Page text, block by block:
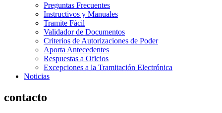
Preguntas Frecuentes
Instructivos y Manuales
Tramite Fácil
Validador de Documentos
Criterios de Autorizaciones de Poder
Aporta Antecedentes
Respuestas a Oficios
Excepciones a la Tramitación Electrónica
Noticias
contacto